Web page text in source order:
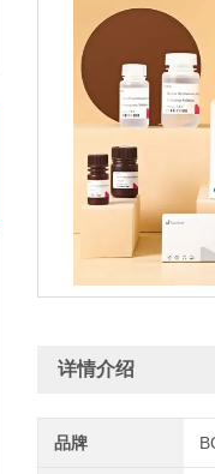
详情介绍
品牌